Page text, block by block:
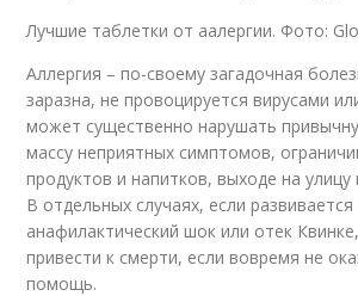
Лучшие таблетки от аалергии. Фото:
Аллергия – по-своему загадочная
заразна, не провоцируется вирусами
может существенно нарушать
массу неприятных симптомов,
продуктов и напитков, выходе на улицу
В отдельных случаях, если развивается
анафилактический шок или отек
привести к смерти, если вовремя не
помощь.